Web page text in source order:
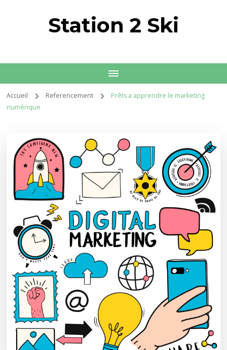
Station 2 Ski
Accueil Referencement
Prêts a apprendre le marketing
numérique